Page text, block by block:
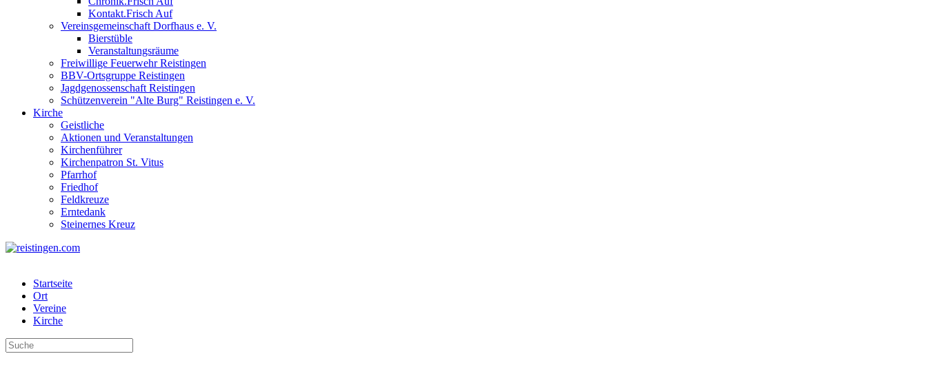
Kontakt.Frisch Auf
Vereinsgemeinschaft Dorfhaus e. V.
Bierstüble
Veranstaltungsräume
Freiwillige Feuerwehr Reistingen
BBV-Ortsgruppe Reistingen
Jagdgenossenschaft Reistingen
Schützenverein "Alte Burg" Reistingen e. V.
Kirche
Geistliche
Aktionen und Veranstaltungen
Kirchenführer
Kirchenpatron St. Vitus
Pfarrhof
Friedhof
Feldkreuze
Erntedank
Steinernes Kreuz
Startseite
Ort
Vereine
Kirche